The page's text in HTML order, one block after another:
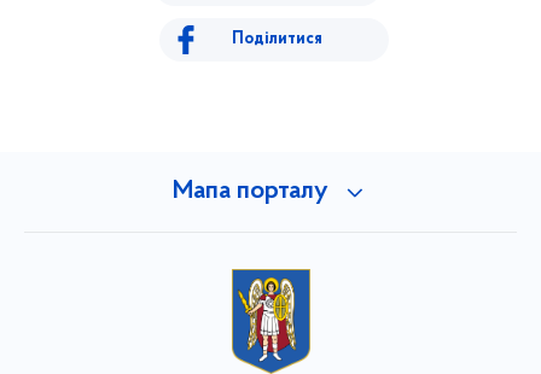
Поділитися
Мапа порталу